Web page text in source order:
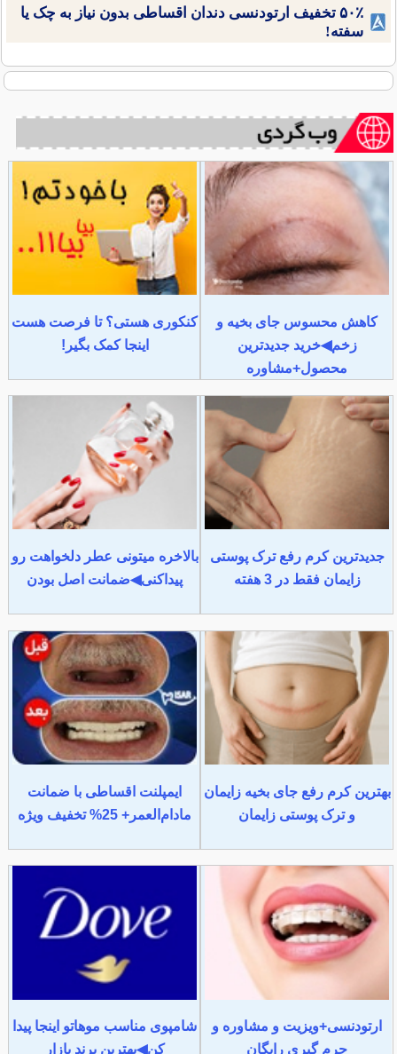
۵۰٪ تخفیف ارتودنسی دندان اقساطی بدون نیاز به چک یا
سفته!
کاهش محسوس جای بخیه و
زخم◀خرید جدیدترین
محصول+مشاوره
کنکوری هستی؟ تا فرصت هست
اینجا کمک بگیر!
جدیدترین کرم رفع ترک پوستی
زایمان فقط در 3 هفته
بالاخره میتونی عطر دلخواهت رو
پیداکنی◀ضمانت اصل بودن
بهترین کرم رفع جای بخیه زایمان
و ترک پوستی زایمان
ایمپلنت اقساطی با ضمانت
مادام‌العمر+ 25% تخفیف ویژه
ارتودنسی+ویزیت و مشاوره و
جرم گیری رایگان
شامپوی مناسب موهاتو اینجا پیدا
کن◀بهترین برند بازار